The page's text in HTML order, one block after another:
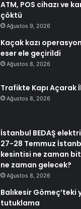
ATM, POS cihazı ve
çöktü
Ağustos 9, 2026
Kaçak kazı
eser ele geçirildi
Ağustos 8, 2026
Trafikte Kapı Açarak
Ağustos 8, 2026
İstanbul BEDAŞ
27-28 Temmuz
kesintisi ne zaman
ne zaman gelecek?
Ağustos 8, 2026
Balıkesir Gömeç’teki
tutuklama